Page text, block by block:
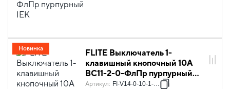
FLITE Выключатель 1-
клавишный кнопочный 10А
ВС11-2-0-ФлПр пурпурный
IEK
Артикул: FI-V14-0-10-1-K99
Новинка